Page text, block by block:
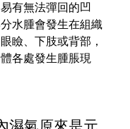
有無法彈回的凹
水腫會發生在組織
瞼、下肢或背部，
各處發生腫脹現